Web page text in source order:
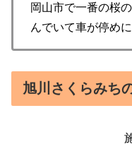
岡山市で一番の桜
んでいて車が停めに
旭川さくらみち